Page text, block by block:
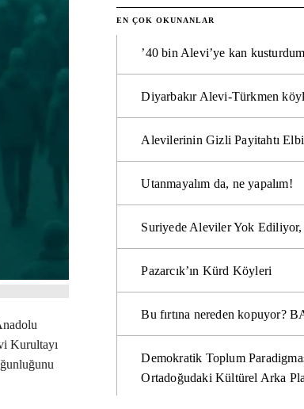
Kurultayı
EN ÇOK OKUNANLAR
’40 bin Alevi’ye kan
Diyarbakır Alevi-Türkmen
Alevilerinin Gizli Payitahtı
Utanmayalım da, ne yapalım!
Suriyede Aleviler Yok
Pazarcık’ın Kürd Köyleri
Bu fırtına nereden kopuyor?
Demokratik Toplum
Ortadoğudaki Kültürel Arka